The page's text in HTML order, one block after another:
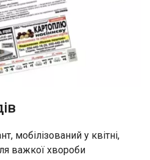
мобілізований у квітні,
важкої хвороби